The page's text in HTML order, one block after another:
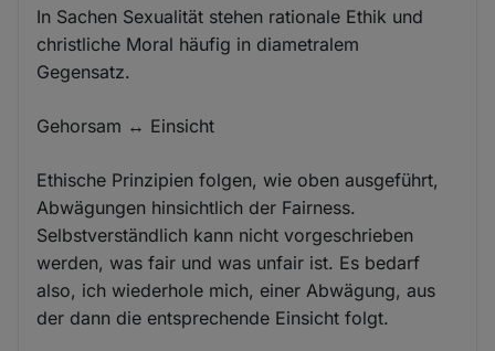
In Sachen Sexualität stehen rationale Ethik und
christliche Moral häufig in diametralem
Gegensatz.
Gehorsam ↔ Einsicht
Ethische Prinzipien folgen, wie oben ausgeführt,
Abwägungen hinsichtlich der Fairness.
Selbstverständlich kann nicht vorgeschrieben
werden, was fair und was unfair ist. Es bedarf
also, ich wiederhole mich, einer Abwägung, aus
der dann die entsprechende Einsicht folgt.